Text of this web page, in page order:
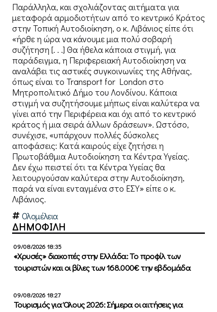
Παράλληλα, και σχολιάζοντας αιτήματα για
μεταφορά αρμοδιοτήτων από το κεντρικό Κράτος
στην Τοπική Αυτοδιοίκηση, ο κ. Λιβάνιος είπε ότι
«ήρθε η ώρα να κάνουμε μια πολύ σοβαρή
συζήτηση [. . .] Θα ήθελα κάποια στιγμή, για
παράδειγμα, η Περιφερειακή Αυτοδιοίκηση να
αναλάβει τις αστικές συγκοινωνίες της Αθήνας,
όπως είναι το Transport for London στο
Μητροπολιτικό Δήμο του Λονδίνου. Κάποια
στιγμή να συζητήσουμε μήπως είναι καλύτερα να
γίνει από την Περιφέρεια και όχι από το κεντρικό
κράτος ή μια σειρά άλλων δράσεων». Ωστόσο,
συνέχισε, «υπάρχουν πολλές δύσκολες
αποφάσεις: Κατά καιρούς είχε ζητήσει η
Πρωτοβάθμια Αυτοδιοίκηση τα Κέντρα Υγείας.
Δεν έχω πειστεί ότι τα Κέντρα Υγείας θα
λειτουργούσαν καλύτερα στην Αυτοδιοίκηση,
παρά να είναι ενταγμένα στο ΕΣΥ» είπε ο κ.
Λιβάνιος.
Ολομέλεια
ΔΗΜΟΦΙΛΗ
09/08/2026 18:35
«Χρυσές» διακοπές στην Ελλάδα: Το προφίλ των
τουριστών και οι βίλες των 168.000€ την εβδομάδα
09/08/2026 18:27
Τουρισμός για Όλους 2026: Σήμερα οι αιτήσεις για